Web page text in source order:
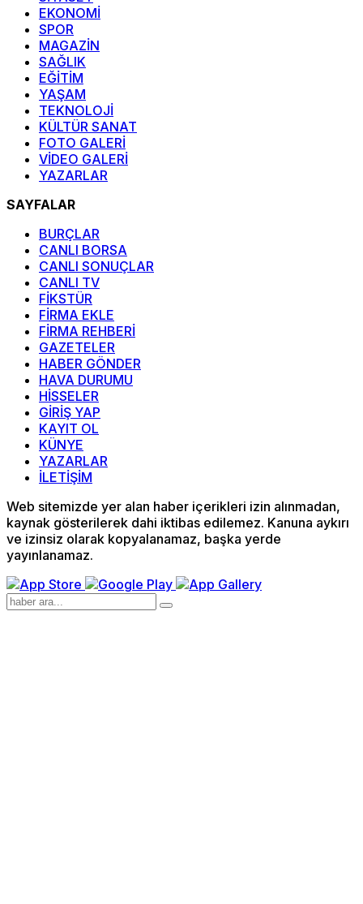
EKONOMİ
SPOR
MAGAZİN
SAĞLIK
EĞİTİM
YAŞAM
TEKNOLOJİ
KÜLTÜR SANAT
FOTO GALERİ
VİDEO GALERİ
YAZARLAR
SAYFALAR
BURÇLAR
CANLI BORSA
CANLI SONUÇLAR
CANLI TV
FİKSTÜR
FİRMA EKLE
FİRMA REHBERİ
GAZETELER
HABER GÖNDER
HAVA DURUMU
HİSSELER
GİRİŞ YAP
KAYIT OL
KÜNYE
YAZARLAR
İLETİŞİM
Web sitemizde yer alan haber içerikleri izin alınmadan,
kaynak gösterilerek dahi iktibas edilemez. Kanuna aykırı
ve izinsiz olarak kopyalanamaz, başka yerde
yayınlanamaz.